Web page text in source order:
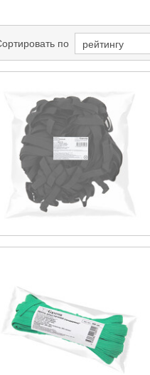
по рейтингу